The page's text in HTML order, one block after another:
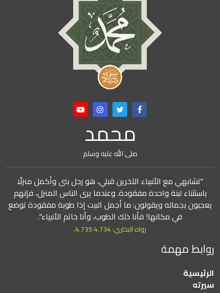
محمد
صلى الله عليه وسلم
"تشابهي مع الأنبياء الآخرين قبلي، هو رجل بنى وأكمل منزلًا
باستثناء لبنة واحدة مفقودة. وعندما يرى الناس المنزل، فإنهم
يعجبون بجماله ويقولون: ما أجمل البيت إذا طوبة مفقودة توضع
في مكانها! فأنا ذلك الطوب، وأنا خاتم الأنبياء".
رواه البخاري: 4.734 4.735.
روابط مهمة
الرئيسية
سيرته